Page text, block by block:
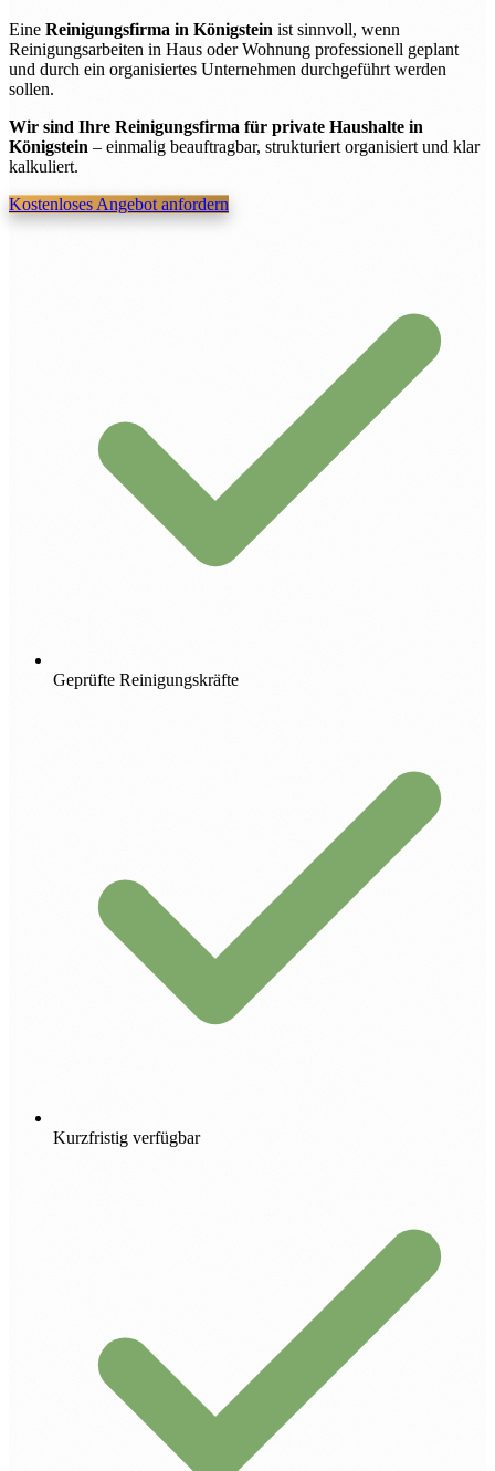
Eine Reinigungsfirma in Königstein ist sinnvoll, wenn
Reinigungsarbeiten in Haus oder Wohnung professionell geplant
und durch ein organisiertes Unternehmen durchgeführt werden
sollen.
Wir sind Ihre Reinigungsfirma für private Haushalte in
Königstein – einmalig beauftragbar, strukturiert organisiert und klar
kalkuliert.
Kostenloses Angebot anfordern
Geprüfte Reinigungskräfte
Kurzfristig verfügbar